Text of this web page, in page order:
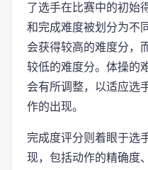
了选手在比赛中的初始
和完成难度被划分为不
会获得较高的难度分，
较低的难度分。体操的
会有所调整，以适应选
作的出现。
完成度评分则着眼于选
现，包括动作的精确度